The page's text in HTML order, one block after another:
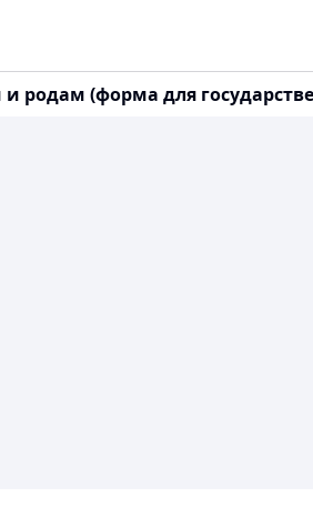
и родам (форма для